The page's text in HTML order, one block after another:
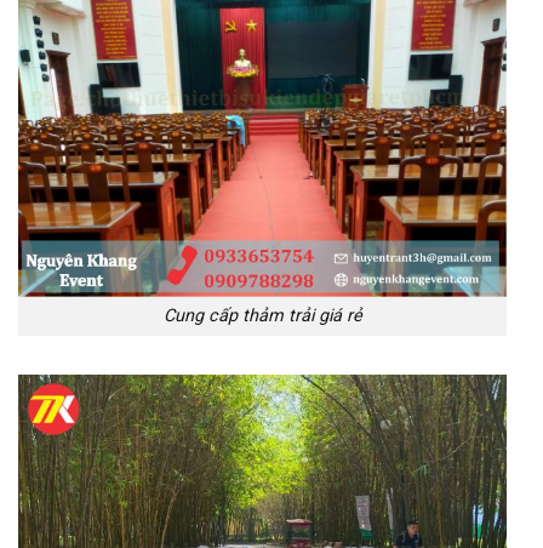
Cung cấp thảm trải giá rẻ